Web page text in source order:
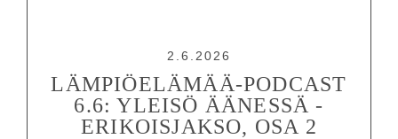
2.6.2026
LÄMPIÖELÄMÄÄ-PODCAST
6.6: YLEISÖ ÄÄNESSÄ -
ERIKOISJAKSO, OSA 2